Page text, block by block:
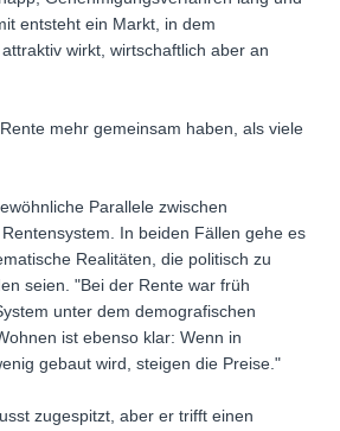
entsteht ein Markt, in dem
wirkt, wirtschaftlich aber an
mehr gemeinsam haben, als viele
Parallele zwischen
In beiden Fällen gehe es
Realitäten, die politisch zu
seien. "Bei der Rente war früh
unter dem demografischen
ist ebenso klar: Wenn in
gebaut wird, steigen die Preise."
zugespitzt, aber er trifft einen